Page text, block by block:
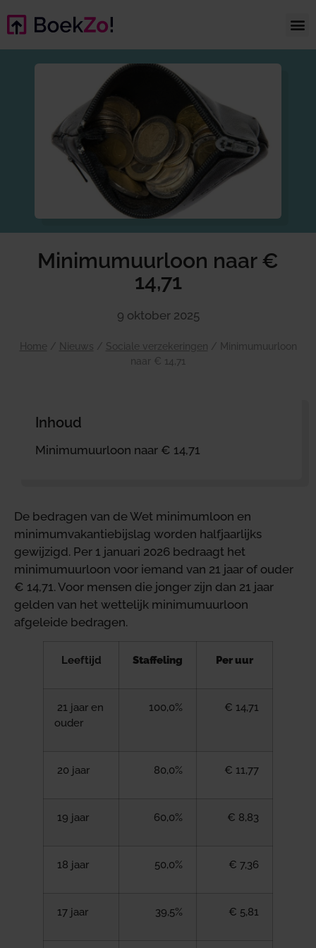
Minimumuurloon naar €
14,71
9 oktober 2025
Home / Nieuws / Sociale verzekeringen / Minimumuurloon
naar € 14,71
Inhoud
Minimumuurloon naar € 14,71
De bedragen van de Wet minimumloon en
minimumvakantiebijslag worden halfjaarlijks
gewijzigd. Per 1 januari 2026 bedraagt het
minimumuurloon voor iemand van 21 jaar of ouder
€ 14,71. Voor mensen die jonger zijn dan 21 jaar
gelden van het wettelijk minimumuurloon
afgeleide bedragen.
Leeftijd Staffeling Per uur
21 jaar en
ouder
100,0% € 14,71
20 jaar 80,0% € 11,77
19 jaar 60,0% € 8,83
18 jaar 50,0% € 7,36
17 jaar 39,5% € 5,81